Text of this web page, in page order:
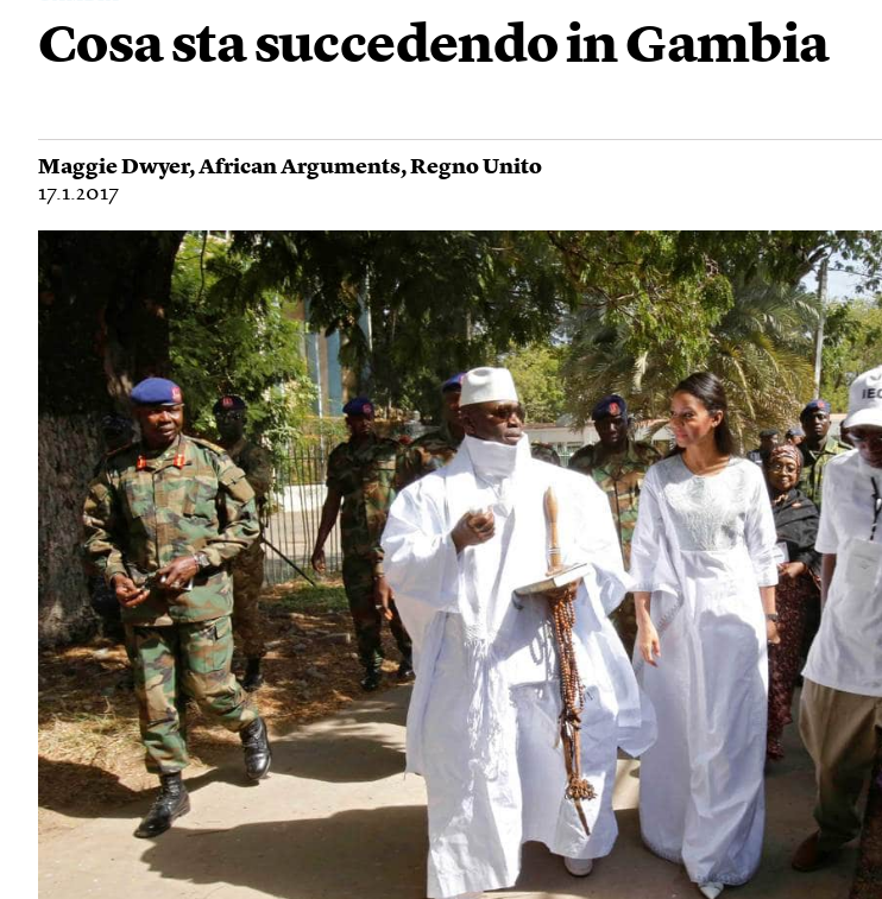
Cosa sta succedendo in Gambia
Maggie Dwyer,African Arguments,Regno Unito
17.1.2017